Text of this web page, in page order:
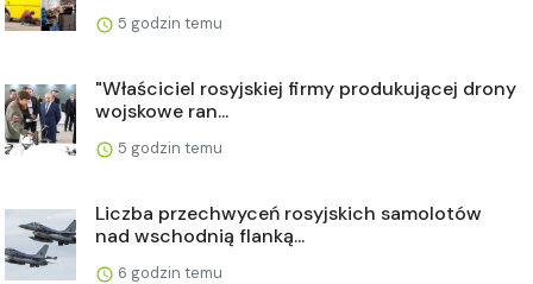
5 godzin temu
"Właściciel rosyjskiej firmy produkującej drony
wojskowe ran...
5 godzin temu
Liczba przechwyceń rosyjskich samolotów
nad wschodnią flanką...
6 godzin temu